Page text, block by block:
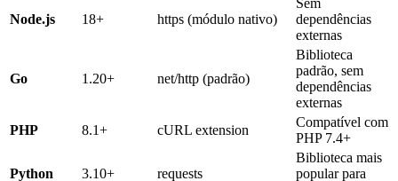
Node.js 18+ https (módulo nativo)
dependências
externas
Go 1.20+ net/http (padrão)
Biblioteca
padrão, sem
dependências
externas
PHP
8.1+ cURL extension
Compatível com
PHP 7.4+
Python 3.10+ requests
Biblioteca mais
popular para